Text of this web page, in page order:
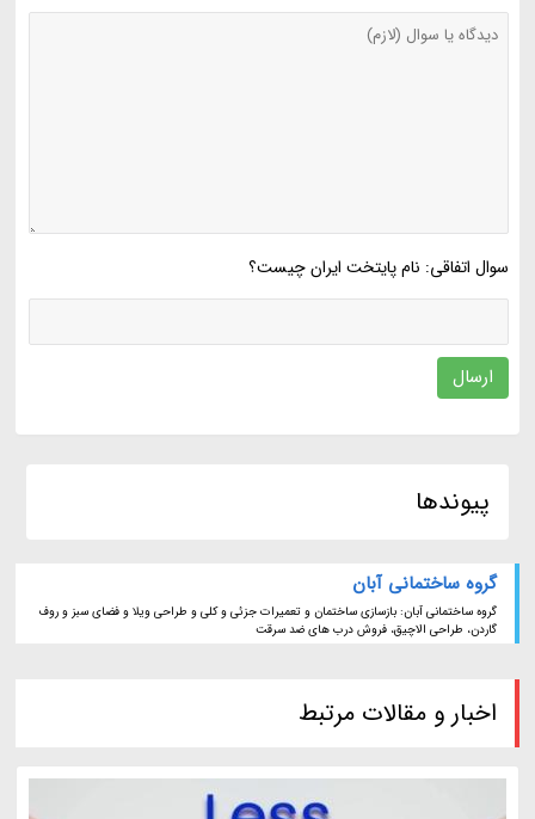
سوال اتفاقی: نام پایتخت ایران چیست؟
ارسال
پیوندها
گروه ساختمانی آبان
گروه ساختمانی آبان: بازسازی ساختمان و تعمیرات جزئی و کلی و طراحی ویلا و فضای سبز و روف
گاردن، طراحی الاچیق، فروش درب های ضد سرقت
اخبار و مقالات مرتبط